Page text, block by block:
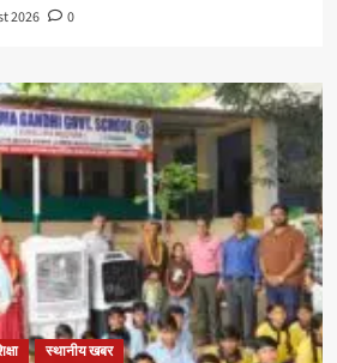
2026 0
स्थानीय खबर